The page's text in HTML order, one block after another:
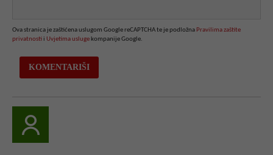
Ova stranica je zaštićena uslugom Google reCAPTCHA te je podložna Pravilima zaštite
privatnosti i Uvjetima usluge kompanije Google.